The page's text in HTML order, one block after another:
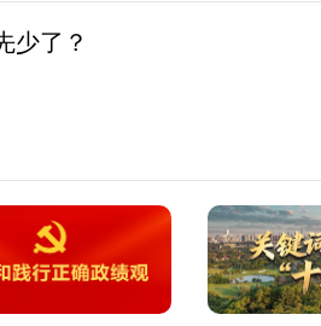
少了？